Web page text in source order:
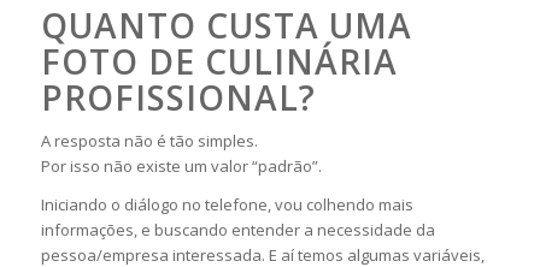
QUANTO CUSTA UMA
FOTO DE CULINÁRIA
PROFISSIONAL?
A resposta não é tão simples.
Por isso não existe um valor “padrão”.
Iniciando o diálogo no telefone, vou colhendo mais
informações, e buscando entender a necessidade da
pessoa/empresa interessada. E aí temos algumas variáveis,